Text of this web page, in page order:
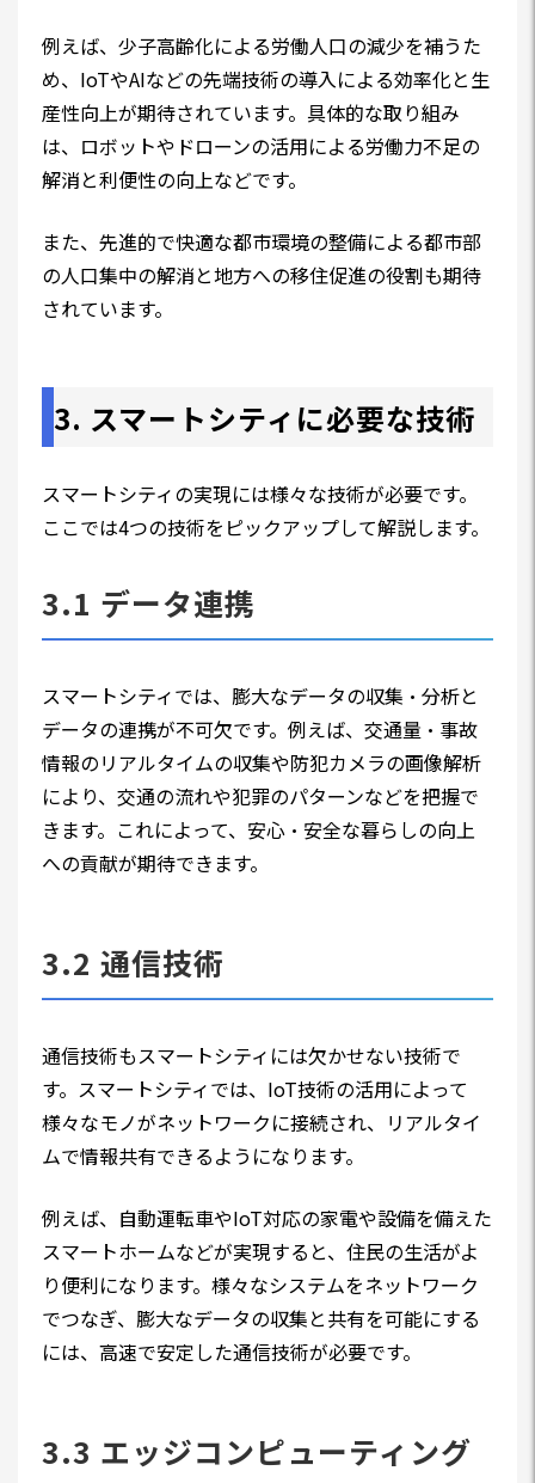
例えば、少子高齢化による労働人口の減少を補うた
め、IoTやAIなどの先端技術の導入による効率化と生
産性向上が期待されています。具体的な取り組み
は、ロボットやドローンの活用による労働力不足の
解消と利便性の向上などです。
また、先進的で快適な都市環境の整備による都市部
の人口集中の解消と地方への移住促進の役割も期待
されています。
3. スマートシティに必要な技術
スマートシティの実現には様々な技術が必要です。
ここでは4つの技術をピックアップして解説します。
3.1 データ連携
スマートシティでは、膨大なデータの収集・分析と
データの連携が不可欠です。例えば、交通量・事故
情報のリアルタイムの収集や防犯カメラの画像解析
により、交通の流れや犯罪のパターンなどを把握で
きます。これによって、安心・安全な暮らしの向上
への貢献が期待できます。
3.2 通信技術
通信技術もスマートシティには欠かせない技術で
す。スマートシティでは、IoT技術の活用によって
様々なモノがネットワークに接続され、リアルタイ
ムで情報共有できるようになります。
例えば、自動運転車やIoT対応の家電や設備を備えた
スマートホームなどが実現すると、住民の生活がよ
り便利になります。様々なシステムをネットワーク
でつなぎ、膨大なデータの収集と共有を可能にする
には、高速で安定した通信技術が必要です。
3.3 エッジコンピューティング